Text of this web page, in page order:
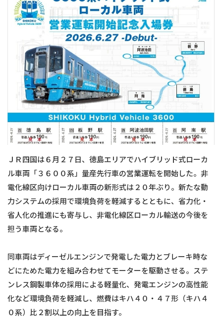
ＪＲ四国は６月２７日、徳島エリアでハイブリッド式ローカ
ル車両「３６００系」量産先行車の営業運転を開始した。非
電化線区向けローカル車両の新形式は２０年ぶり。新たな動
力システムの採用で環境負荷を軽減するとともに、省力化・
省人化の推進にも寄与し、非電化線区ローカル輸送の今後を
担う車両となる。
同車両はディーゼルエンジンで発電した電力とブレーキ時な
どにためた電力を組み合わせてモーターを駆動させる。ステ
ンレス鋼製車体の採用による軽量化、発電エンジンの高性能
化など環境負荷を軽減し、燃費はキハ４０・４７形（キハ４
０系）比２割以上の向上を目指す。